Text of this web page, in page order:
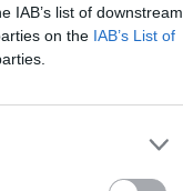
IAB’s list of downstream
on the IAB’s List of